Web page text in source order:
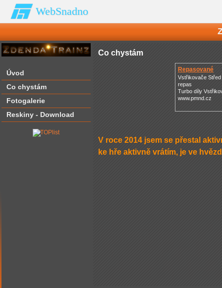
WebSnadno
Úvod
Co chystám
Fotogalerie
Reskiny - Download
Co chystám
Repasované
Vstřikovače
repas
Turbo díly
www.pmnd.cz
V roce 2014 jsem se přestal
ke hře aktivně vrátím, je ve